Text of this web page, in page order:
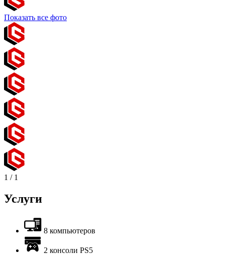
Показать все фото
1 / 1
Услуги
8 компьютеров
2 консоли PS5